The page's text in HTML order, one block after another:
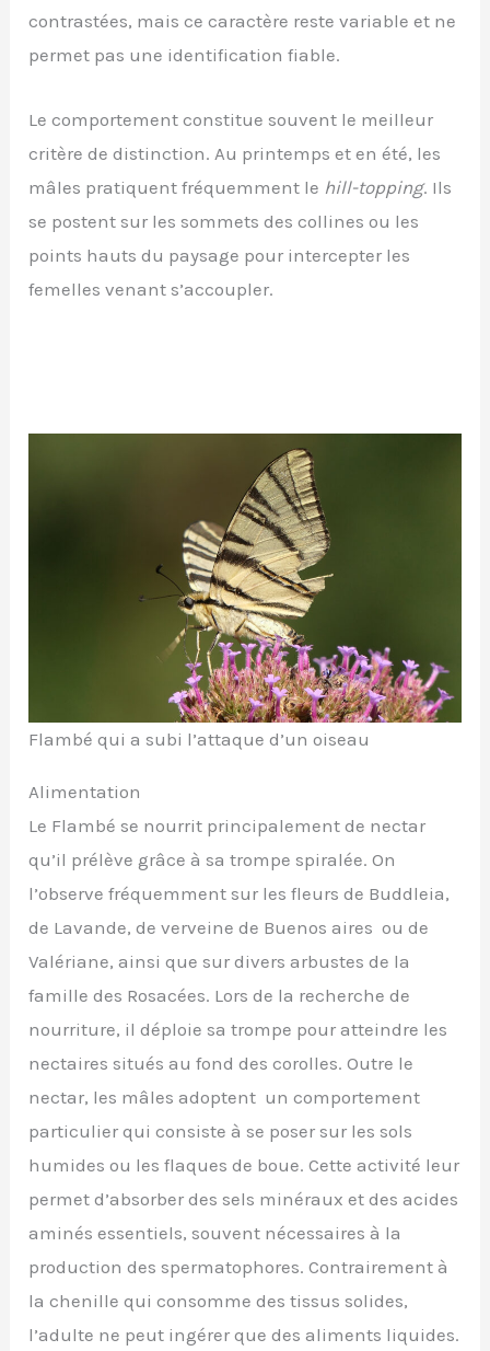
contrastées, mais ce caractère reste variable et ne
permet pas une identification fiable.
Le comportement constitue souvent le meilleur
critère de distinction. Au printemps et en été, les
mâles pratiquent fréquemment le hill-topping. Ils
se postent sur les sommets des collines ou les
points hauts du paysage pour intercepter les
femelles venant s’accoupler.
Flambé qui a subi l’attaque d’un oiseau
Alimentation
Le Flambé se nourrit principalement de nectar
qu’il prélève grâce à sa trompe spiralée. On
l’observe fréquemment sur les fleurs de Buddleia,
de Lavande, de verveine de Buenos aires ou de
Valériane, ainsi que sur divers arbustes de la
famille des Rosacées. Lors de la recherche de
nourriture, il déploie sa trompe pour atteindre les
nectaires situés au fond des corolles. Outre le
nectar, les mâles adoptent un comportement
particulier qui consiste à se poser sur les sols
humides ou les flaques de boue. Cette activité leur
permet d’absorber des sels minéraux et des acides
aminés essentiels, souvent nécessaires à la
production des spermatophores. Contrairement à
la chenille qui consomme des tissus solides,
l’adulte ne peut ingérer que des aliments liquides.